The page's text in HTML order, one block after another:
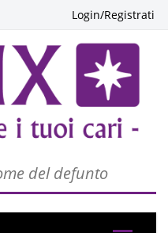
Login/Registrati